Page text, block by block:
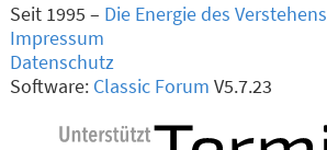
Seit 1995 – Die Energie des Verstehens
Impressum
Datenschutz
Software: Classic Forum V5.7.23